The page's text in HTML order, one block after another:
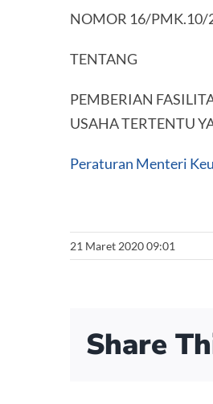
NOMOR 16/PMK.10/
TENTANG
PEMBERIAN
USAHA TERTENTU
Peraturan Menteri
21 Maret 2020 09:01
Share